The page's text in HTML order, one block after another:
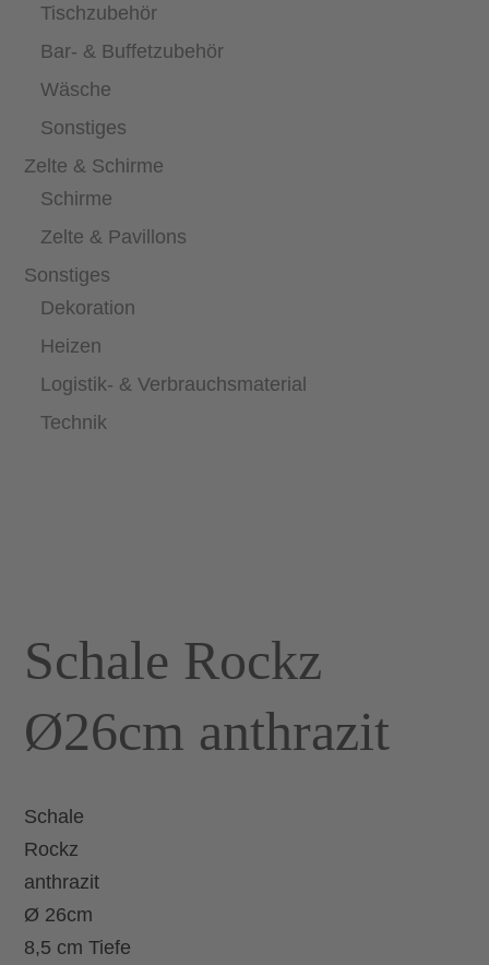
Tischzubehör
Bar- & Buffetzubehör
Wäsche
Sonstiges
Zelte & Schirme
Schirme
Zelte & Pavillons
Sonstiges
Dekoration
Heizen
Logistik- & Verbrauchsmaterial
Technik
Schale Rockz
Ø26cm anthrazit
Schale
Rockz
anthrazit
Ø 26cm
8,5 cm Tiefe